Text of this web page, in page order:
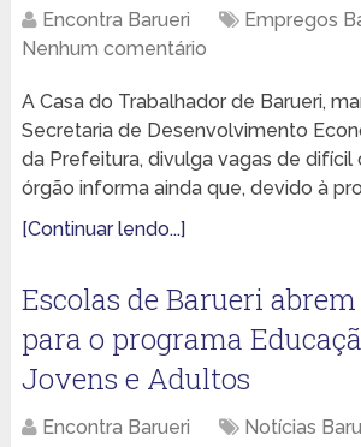
Encontra Barueri
Empregos
Nenhum comentário
A Casa do Trabalhador de Barueri,
Secretaria de Desenvolvimento
da Prefeitura, divulga vagas de difícil
órgão informa ainda que, devido à
[Continuar lendo...]
Escolas de Barueri
para o programa
Jovens e Adultos
Encontra Barueri Notícias